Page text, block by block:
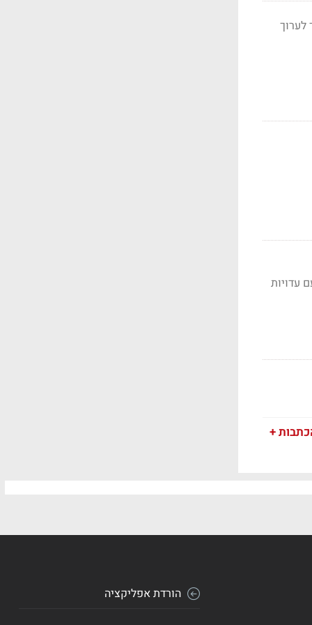
לערוך
עם עדויות
+
הורדת אפליקציה